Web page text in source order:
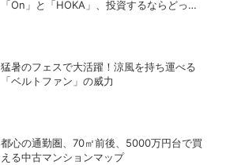
「On」と「HOKA」、投資するならどっ
猛暑のフェスで大活躍！涼風を持ち運べる
「ベルトファン」の威力
都心の通勤圏、70㎡前後、5000万円台で買
える中古マンションマップ